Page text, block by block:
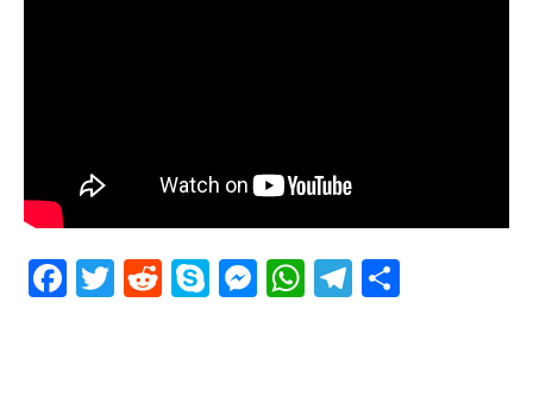
Facebook
Twitter
RedditSkypeMessenger
WhatsApp
Telegram